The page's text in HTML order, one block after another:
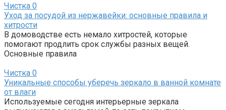
Чистка 0
Уход за посудой из нержавейки: основные правила и
хитрости
В домоводстве есть немало хитростей, которые
помогают продлить срок службы разных вещей.
Основные правила
Чистка 0
Уникальные способы уберечь зеркало в ванной комнате
от влаги
Используемые сегодня интерьерные зеркала